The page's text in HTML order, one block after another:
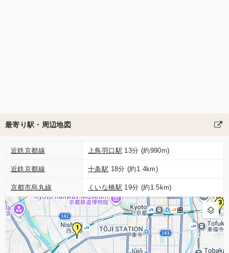
最寄り駅・周辺地図
近鉄京都線 上鳥羽口駅 13分 (約990m)
近鉄京都線 十条駅 18分 (約1.4km)
京都市烏丸線 くいな橋駅 19分 (約1.5km)
1
3